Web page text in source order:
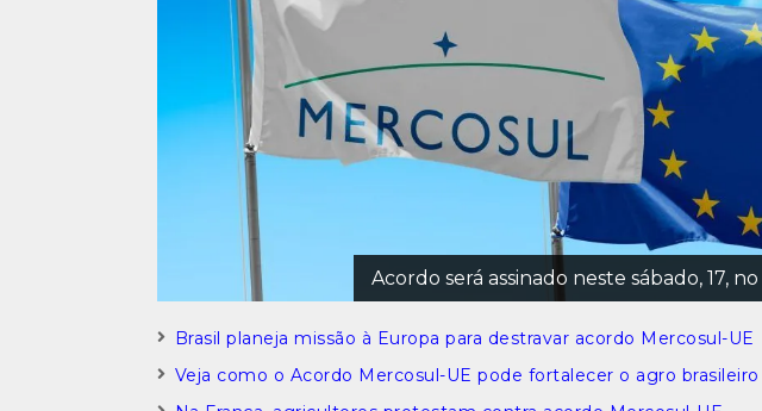
Acordo será assinado neste sábado, 17,
Brasil planeja missão à Europa para destravar acordo Mercosul-UE
Veja como o Acordo Mercosul-UE pode fortalecer o agro brasileiro